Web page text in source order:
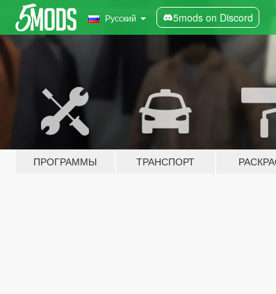
Русский 5mods on Discord
ПРОГРАММЫ ТРАНСПОРТ